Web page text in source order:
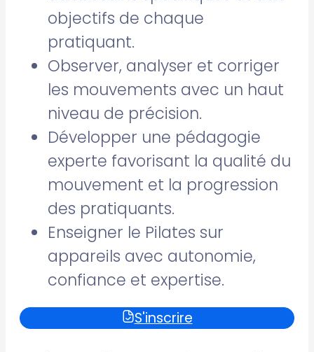
objectifs de chaque
pratiquant.
Observer, analyser et corriger
les mouvements avec un haut
niveau de précision.
Développer une pédagogie
experte favorisant la qualité du
mouvement et la progression
des pratiquants.
Enseigner le Pilates sur
appareils avec autonomie,
confiance et expertise.
S'inscrire